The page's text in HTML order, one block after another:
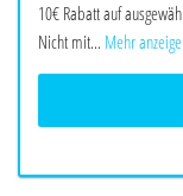
10€ Rabatt auf
Nicht mit... Mehr